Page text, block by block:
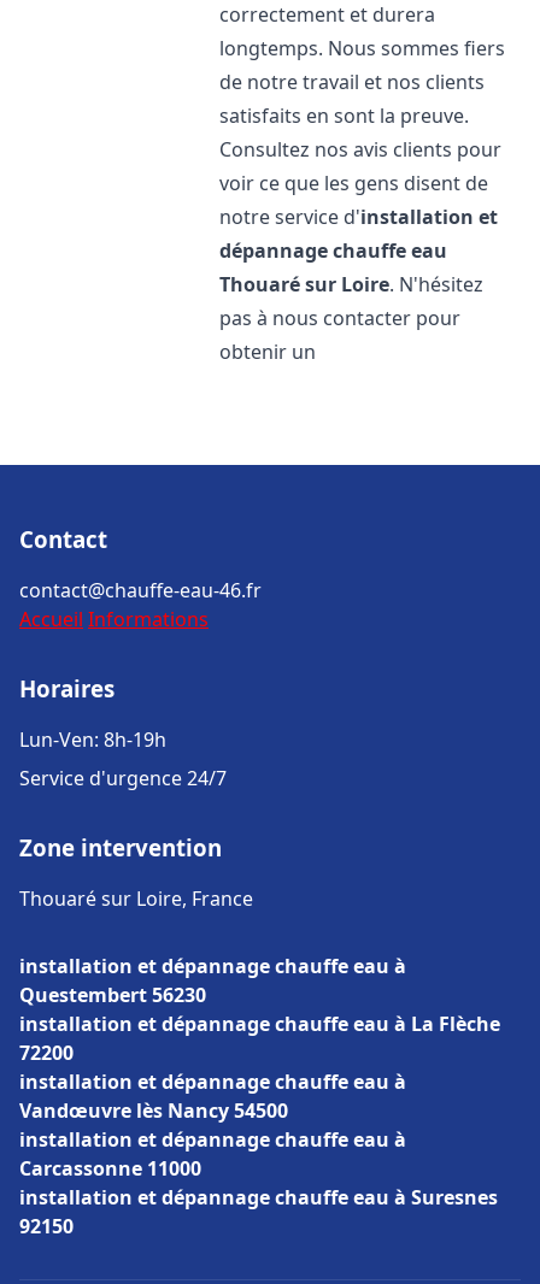
correctement et durera
longtemps. Nous sommes fiers
de notre travail et nos clients
satisfaits en sont la preuve.
Consultez nos avis clients pour
voir ce que les gens disent de
notre service d'installation et
dépannage chauffe eau
Thouaré sur Loire. N'hésitez
pas à nous contacter pour
obtenir un
Contact
contact@chauffe-eau-46.fr
Accueil Informations
Horaires
Lun-Ven: 8h-19h
Service d'urgence 24/7
Zone intervention
Thouaré sur Loire, France
installation et dépannage chauffe eau à
Questembert 56230
installation et dépannage chauffe eau à La Flèche
72200
installation et dépannage chauffe eau à
Vandœuvre lès Nancy 54500
installation et dépannage chauffe eau à
Carcassonne 11000
installation et dépannage chauffe eau à Suresnes
92150